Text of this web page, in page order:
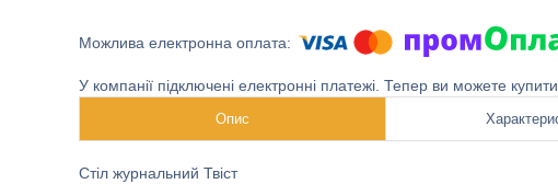
У компанії підключені електронні платежі. Тепер ви можете
Опис
Стіл журнальний Твіст